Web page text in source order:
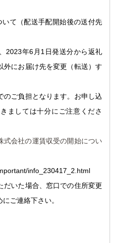
いて（配送手配開始後の送付先
2023年6月1日発送分から返礼
外にお届け先を変更（転送）す
のご負担となります。お申し込
ましては十分にご注意くださ
式会社の運賃収受の開始につい
info_230417_2.html
だいた場合、窓口での住所変更
ご連絡下さい。